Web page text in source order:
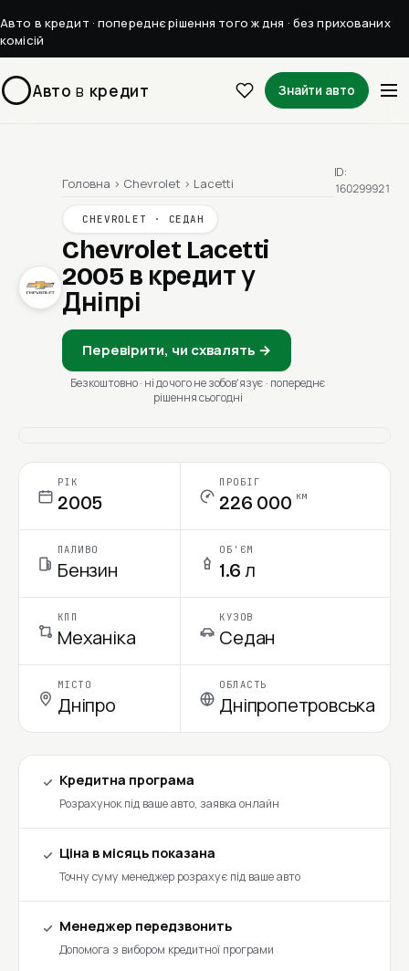
Авто в кредит · попереднє рішення того ж дня · без прихованих
комісій
Авто в кредит Знайти авто
Головна › Chevrolet › Lacetti
CHEVROLET · СЕДАН
Chevrolet Lacetti
2005 в кредит у
Дніпрі
Перевірити, чи схвалять →
Безкоштовно · ні до чого не зобовʼязує · попереднє
рішення сьогодні
ID:
160299921
РІК
2005
ПРОБІГ
226 000 км
ПАЛИВО
Бензин
ОБ'ЄМ
1.6 л
КПП
Механіка
КУЗОВ
Седан
МІСТО
Дніпро
ОБЛАСТЬ
Дніпропетровська
Кредитна програма
Розрахунок під ваше авто, заявка онлайн
Ціна в місяць показана
Точну суму менеджер розрахує під ваше авто
Менеджер передзвонить
Допомога з вибором кредитної програми